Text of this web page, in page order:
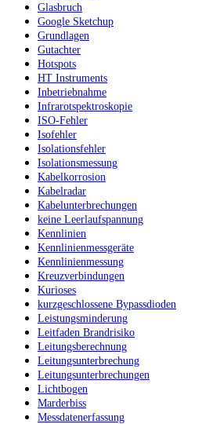
Glasbruch
Google Sketchup
Grundlagen
Gutachter
Hotspots
HT Instruments
Inbetriebnahme
Infrarotspektroskopie
ISO-Fehler
Isofehler
Isolationsfehler
Isolationsmessung
Kabelkorrosion
Kabelradar
Kabelunterbrechungen
keine Leerlaufspannung
Kennlinien
Kennlinienmessgeräte
Kennlinienmessung
Kreuzverbindungen
Kurioses
kurzgeschlossene Bypassdioden
Leistungsminderung
Leitfaden Brandrisiko
Leitungsberechnung
Leitungsunterbrechung
Leitungsunterbrechungen
Lichtbogen
Marderbiss
Messdatenerfassung